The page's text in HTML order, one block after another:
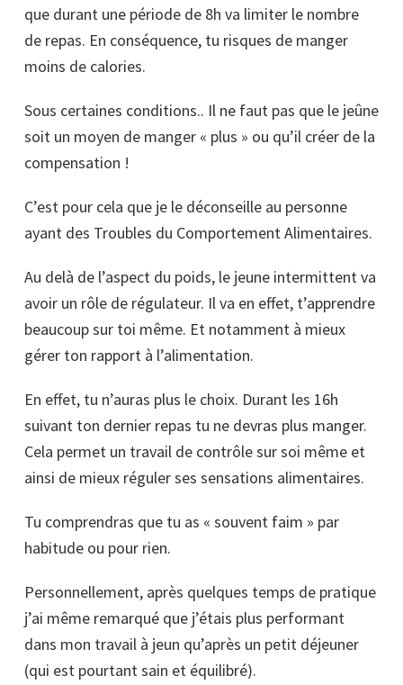
que durant une période de 8h va limiter le nombre
de repas. En conséquence, tu risques de manger
moins de calories.
Sous certaines conditions.. Il ne faut pas que le jeûne
soit un moyen de manger « plus » ou qu’il créer de la
compensation !
C’est pour cela que je le déconseille au personne
ayant des Troubles du Comportement Alimentaires.
Au delà de l’aspect du poids, le jeune intermittent va
avoir un rôle de régulateur. Il va en effet, t’apprendre
beaucoup sur toi même. Et notamment à mieux
gérer ton rapport à l’alimentation.
En effet, tu n’auras plus le choix. Durant les 16h
suivant ton dernier repas tu ne devras plus manger.
Cela permet un travail de contrôle sur soi même et
ainsi de mieux réguler ses sensations alimentaires.
Tu comprendras que tu as « souvent faim » par
habitude ou pour rien.
Personnellement, après quelques temps de pratique
j’ai même remarqué que j’étais plus performant
dans mon travail à jeun qu’après un petit déjeuner
(qui est pourtant sain et équilibré).